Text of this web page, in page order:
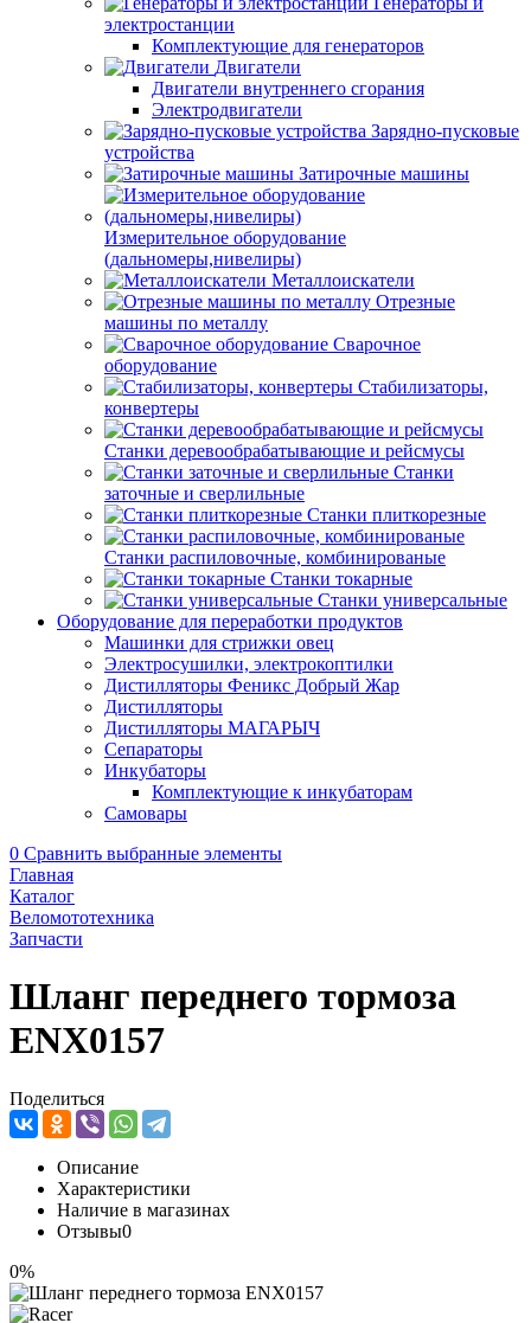
электростанции
Комплектующие для генераторов
Двигатели
Двигатели внутреннего сгорания
Электродвигатели
Зарядно-пусковые
устройства
Затирочные машины
Измерительное оборудование
(дальномеры,нивелиры)
Металлоискатели
Отрезные
машины по металлу
Сварочное
оборудование
Стабилизаторы,
конвертеры
Станки деревообрабатывающие и рейсмусы
Станки
заточные и сверлильные
Станки плиткорезные
Станки распиловочные, комбинированые
Станки токарные
Станки универсальные
Оборудование для переработки продуктов
Машинки для стрижки овец
Электросушилки, электрокоптилки
Дистилляторы Феникс Добрый Жар
Дистилляторы
Дистилляторы МАГАРЫЧ
Сепараторы
Инкубаторы
Комплектующие к инкубаторам
Самовары
0 Сравнить выбранные элементы
Главная
Каталог
Веломототехника
Запчасти
Шланг переднего тормоза
ENX0157
Поделиться
Описание
Характеристики
Наличие в магазинах
Отзывы0
0%